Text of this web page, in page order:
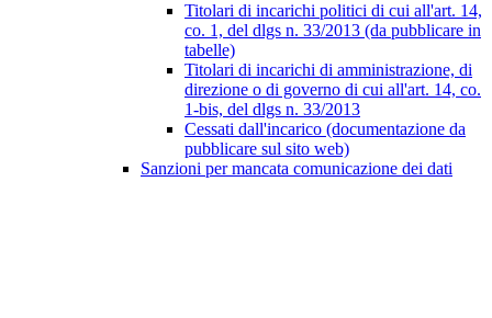
Titolari di incarichi politici di cui all'art. 14,
co. 1, del dlgs n. 33/2013 (da pubblicare in
tabelle)
Titolari di incarichi di amministrazione, di
direzione o di governo di cui all'art. 14, co.
1-bis, del dlgs n. 33/2013
Cessati dall'incarico (documentazione da
pubblicare sul sito web)
Sanzioni per mancata comunicazione dei dati